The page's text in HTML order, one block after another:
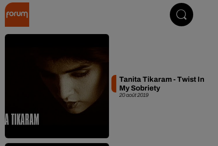
20 août 2019
Tanita Tikaram - Twist In
My Sobriety